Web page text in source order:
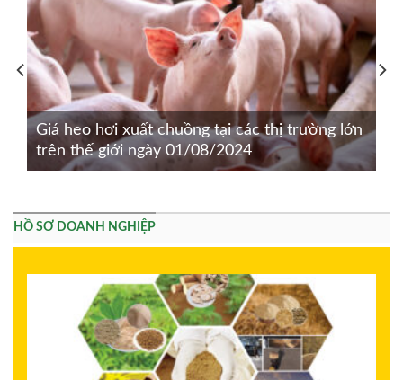
Giá heo hơi xuất chuồng tại các thị trường lớn
trên thế giới ngày 01/08/2024
HỒ SƠ DOANH NGHIỆP